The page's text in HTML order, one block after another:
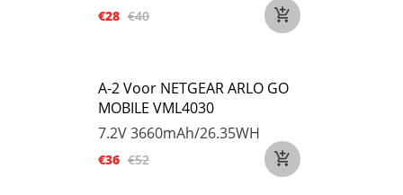
€28 €40
A-2 Voor NETGEAR ARLO GO
MOBILE VML4030
7.2V3660mAh/26.35WH
€36 €52